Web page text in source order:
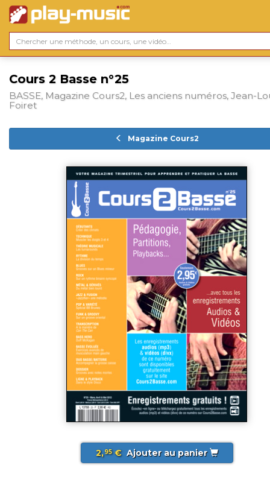
Cours 2 Basse n°25
BASSE, Magazine Cours2, Les anciens numéros, Jean-
Foiret
Magazine Cours2
2,95€ Ajouter au panier